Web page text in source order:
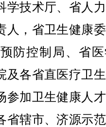
学技术厅、省人
人，省卫生健康
防控制局、省
及各省直医疗卫
参加卫生健康人
省辖市、济源示